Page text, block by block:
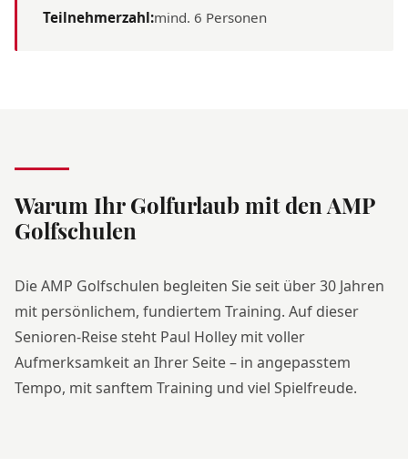
Teilnehmerzahl:mind. 6 Personen
Warum Ihr Golfurlaub mit den AMP
Golfschulen
Die AMP Golfschulen begleiten Sie seit über 30 Jahren
mit persönlichem, fundiertem Training. Auf dieser
Senioren-Reise steht Paul Holley mit voller
Aufmerksamkeit an Ihrer Seite – in angepasstem
Tempo, mit sanftem Training und viel Spielfreude.